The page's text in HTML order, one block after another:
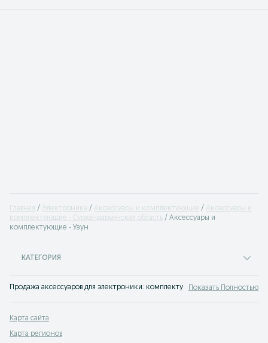
Главная Электроника Аксессуары и комплектующие
Аксессуары и
комплектующие - Сурхандарьинская область
Аксессуары и
комплектующие - Узун
КАТЕГОРИЯ
Продажа аксессуаров для электроники: комплектующие по низким ценам
Показать Полностью
Карта сайта
Карта регионов